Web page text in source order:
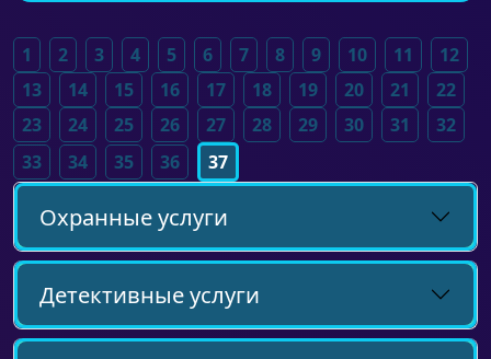
1 2 3 4 5 6 7 8 9 10 11
12
13
14 15 16 17 18 19 20 21
22
23
24 25 26 27 28 29 30 31
32
33
34 35 36 37
Охранные услуги
Детективные услуги